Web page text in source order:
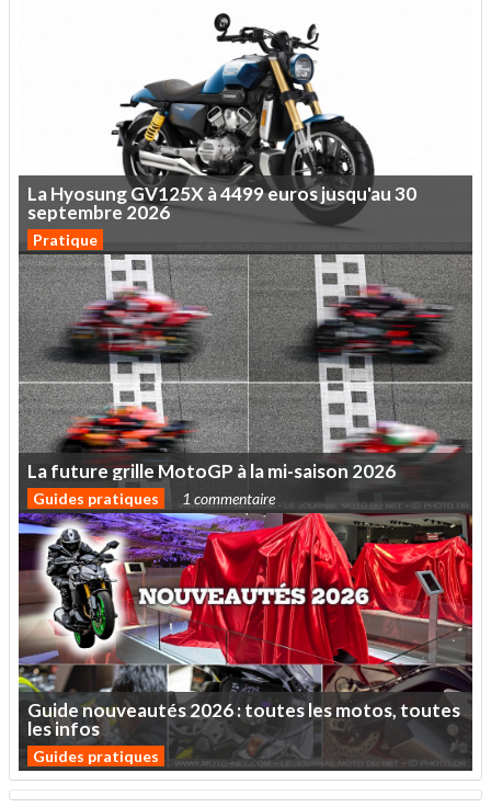
LaHyosungGV125X à4499eurosjusqu'au30
septembre2026
Pratique
Lafuturegrille MotoGP àlami-saison 2026
Guides pratiques 1 commentaire
Guidenouveautés2026:touteslesmotos,toutes
lesinfos
Guides pratiques